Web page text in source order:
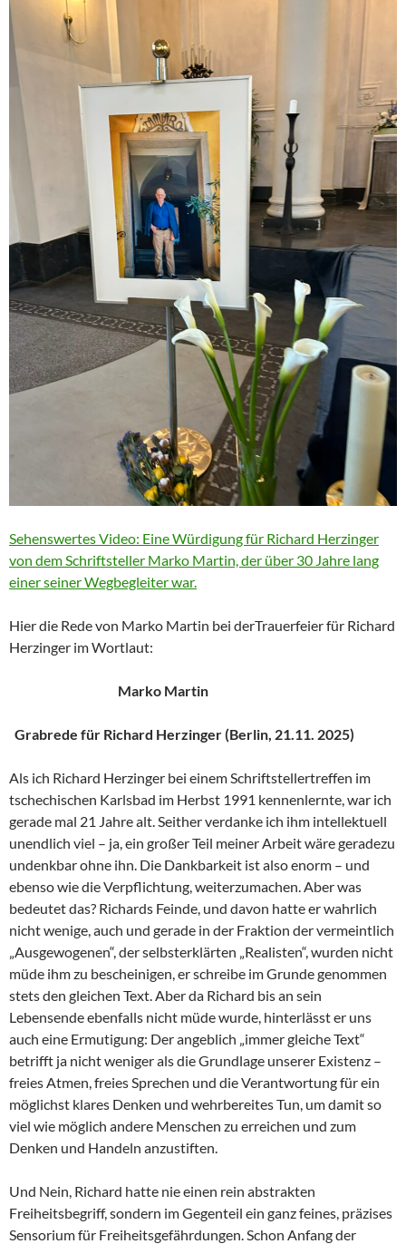
Sehenswertes Video: Eine Würdigung für Richard Herzinger
von dem Schriftsteller Marko Martin, der über 30 Jahre lang
einer seiner Wegbegleiter war.
Hier die Rede von Marko Martin bei derTrauerfeier für Richard
Herzinger im Wortlaut:
Marko Martin
Grabrede für Richard Herzinger (Berlin, 21.11. 2025)
Als ich Richard Herzinger bei einem Schriftstellertreffen im
tschechischen Karlsbad im Herbst 1991 kennenlernte, war ich
gerade mal 21 Jahre alt. Seither verdanke ich ihm intellektuell
unendlich viel – ja, ein großer Teil meiner Arbeit wäre geradezu
undenkbar ohne ihn. Die Dankbarkeit ist also enorm – und
ebenso wie die Verpflichtung, weiterzumachen. Aber was
bedeutet das? Richards Feinde, und davon hatte er wahrlich
nicht wenige, auch und gerade in der Fraktion der vermeintlich
„Ausgewogenen“, der selbsterklärten „Realisten“, wurden nicht
müde ihm zu bescheinigen, er schreibe im Grunde genommen
stets den gleichen Text. Aber da Richard bis an sein
Lebensende ebenfalls nicht müde wurde, hinterlässt er uns
auch eine Ermutigung: Der angeblich „immer gleiche Text“
betrifft ja nicht weniger als die Grundlage unserer Existenz –
freies Atmen, freies Sprechen und die Verantwortung für ein
möglichst klares Denken und wehrbereites Tun, um damit so
viel wie möglich andere Menschen zu erreichen und zum
Denken und Handeln anzustiften.
Und Nein, Richard hatte nie einen rein abstrakten
Freiheitsbegriff, sondern im Gegenteil ein ganz feines, präzises
Sensorium für Freiheitsgefährdungen. Schon Anfang der